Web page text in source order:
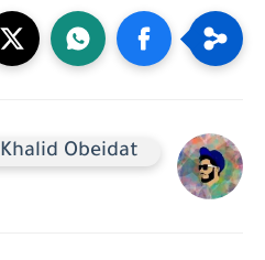
Khalid Obeidat